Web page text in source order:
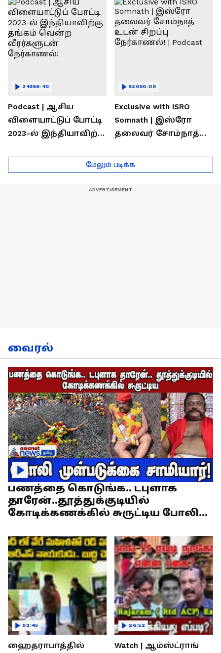
Podcast | ஆசிய
விளையாட்டுப் போட்டி
2023-ல் இந்தியாவிற்கு
வீரர்களுடன்
நேர்காணல்!
24966:40
Exclusive with ISRO
Somnath | இஸ்ரோ
தலைவர் சோம்நாத்
நேர்காணல்! | Podcast
52050:00
மேலும் படிக்க
வைரல்
பணத்தை கொடுங்க.. டபுளாக
தாரேன்..தூத்துக்குடியில்
கோடிக்கணக்கில் சுருட்டிய போலி
ஹைதராபாத்தில்
02:45
Watch | ஆம்ஸ்ட்ராங்
26:52